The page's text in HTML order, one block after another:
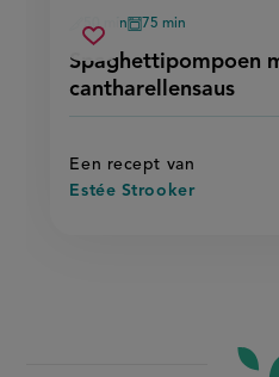
Spaghettipompoen
cantharellensaus
voorbereidingstijd
50 min
oventijd
75 min
Een recept van
Estée Strooker
Sla
recept
op
spaghettipompoen
met
cantharellensaus